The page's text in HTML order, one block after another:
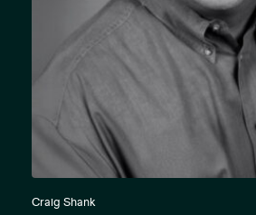
Craig Shank